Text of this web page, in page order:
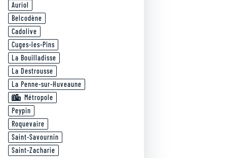
Auriol
Belcodène
Cadolive
Cuges-les-Pins
La Bouilladisse
La Destrousse
La Penne-sur-Huveaune
Métropole
Peypin
Roquevaire
Saint-Savournin
Saint-Zacharie